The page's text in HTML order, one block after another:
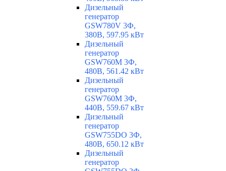
Дизельный
генератор
GSW780V 3Ф,
380В, 597.95 кВт
Дизельный
генератор
GSW760M 3Ф,
480В, 561.42 кВт
Дизельный
генератор
GSW760M 3Ф,
440В, 559.67 кВт
Дизельный
генератор
GSW755DO 3Ф,
480В, 650.12 кВт
Дизельный
генератор